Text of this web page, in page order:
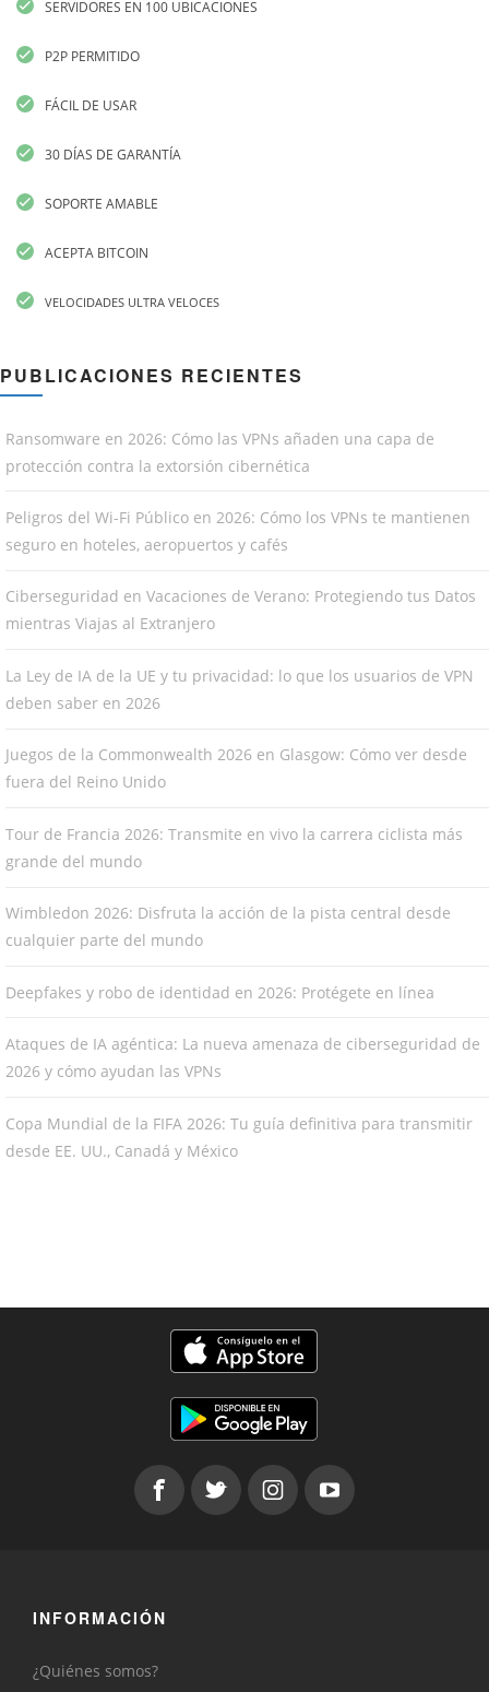
SERVIDORES EN 100 UBICACIONES
P2P PERMITIDO
FÁCIL DE USAR
30 DÍAS DE GARANTÍA
SOPORTE AMABLE
ACEPTA BITCOIN
VELOCIDADES ULTRA VELOCES
PUBLICACIONES RECIENTES
Ransomware en 2026: Cómo las VPNs añaden una capa de
protección contra la extorsión cibernética
Peligros del Wi-Fi Público en 2026: Cómo los VPNs te mantienen
seguro en hoteles, aeropuertos y cafés
Ciberseguridad en Vacaciones de Verano: Protegiendo tus Datos
mientras Viajas al Extranjero
La Ley de IA de la UE y tu privacidad: lo que los usuarios de VPN
deben saber en 2026
Juegos de la Commonwealth 2026 en Glasgow: Cómo ver desde
fuera del Reino Unido
Tour de Francia 2026: Transmite en vivo la carrera ciclista más
grande del mundo
Wimbledon 2026: Disfruta la acción de la pista central desde
cualquier parte del mundo
Deepfakes y robo de identidad en 2026: Protégete en línea
Ataques de IA agéntica: La nueva amenaza de ciberseguridad de
2026 y cómo ayudan las VPNs
Copa Mundial de la FIFA 2026: Tu guía definitiva para transmitir
desde EE. UU., Canadá y México
INFORMACIÓN
¿Quiénes somos?